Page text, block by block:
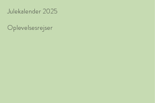
Julekalender 2025
Oplevelsesrejser